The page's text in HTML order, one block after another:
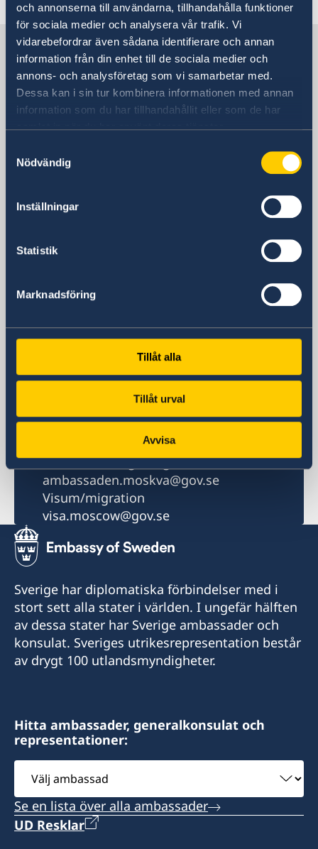
och annonserna till användarna, tillhandahålla funktioner
för sociala medier och analysera vår trafik. Vi
vidarebefordrar även sådana identifierare och annan
information från din enhet till de sociala medier och
annons- och analysföretag som vi samarbetar med.
Dessa kan i sin tur kombinera informationen med annan
information som du har tillhandahållit eller som de har
samlat in när du har använt deras tjänster.
Nödvändig
Inställningar
Statistik
Marknadsföring
Tillåt alla
Tillåt urval
Avvisa
1 2 3 4 5 ... 9 10 »
Sverige i Ryssland, Moskva
Sveriges ambassad
Besöksadress
metro Kievskaja, Universitet eller
Postadress
Ulitsa Mosfilmovskaja 60
www.swedenabroad.com
Växel
+7 495 937 92 00
Migrationsavdelningen (visum)
+7 495 937 92 01
+7 495 937 92 02
Generella/övriga frågor
ambassaden.moskva@gov.se
Visum/migration
visa.moscow@gov.se
Sverige har diplomatiska förbindelser med i
stort sett alla stater i världen. I ungefär hälften
av dessa stater har Sverige ambassader och
konsulat. Sveriges utrikesrepresentation består
av drygt 100 utlandsmyndigheter.
Hitta ambassader, generalkonsulat och
representationer:
Välj
ambassad
Se en lista över alla ambassader
UD Resklar